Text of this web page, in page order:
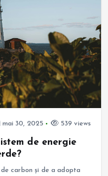
mai 30, 2025 539 views
de energie
carbon și de a adopta